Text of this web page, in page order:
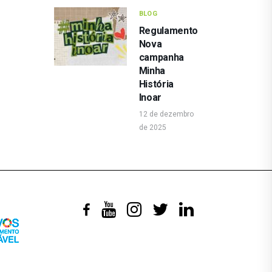
BLOG
Regulamento
Nova
campanha
Minha
História
Inoar
12 de dezembro
de 2025